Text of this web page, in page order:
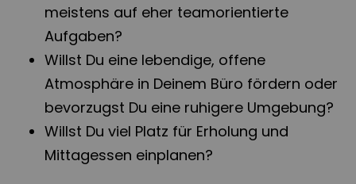
meistens auf eher teamorientierte
Aufgaben?
Willst Du eine lebendige, offene
Atmosphäre in Deinem Büro fördern oder
bevorzugst Du eine ruhigere Umgebung?
Willst Du viel Platz für Erholung und
Mittagessen einplanen?